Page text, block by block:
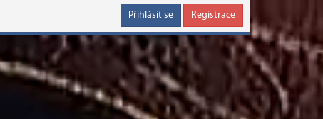
Přihlásit se Registrace